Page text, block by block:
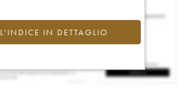
L'INDICE IN DETTAGLIO